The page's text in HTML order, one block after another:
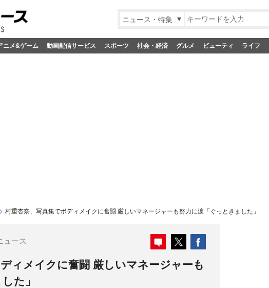
ニュース・特集
ニメ&ゲーム 動画配信サービス スポーツ 社会・経済 グルメ ビューティ ライフ
村重杏奈、写真集でボディメイクに奮闘 厳しいマネージャーも努力に涙「ぐっときました」
ュース
ィメイクに奮闘 厳しいマネージャーも
た」